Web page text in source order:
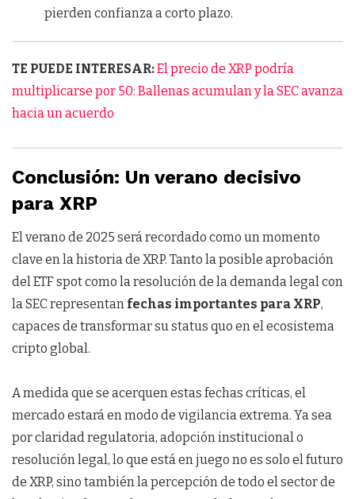
pierden confianza a corto plazo.
TE PUEDE INTERESAR:El precio de XRP podría
multiplicarse por 50: Ballenas acumulan y la SEC avanza
hacia un acuerdo
Conclusión: Un verano decisivo
para XRP
El verano de 2025 será recordado como un momento
clave en la historia de XRP. Tanto la posible aprobación
del ETF spot como la resolución de la demanda legal con
la SEC representan fechas importantes para XRP,
capaces de transformar su status quo en el ecosistema
cripto global.
A medida que se acerquen estas fechas críticas, el
mercado estará en modo de vigilancia extrema. Ya sea
por claridad regulatoria, adopción institucional o
resolución legal, lo que está en juego no es solo el futuro
de XRP, sino también la percepción de todo el sector de